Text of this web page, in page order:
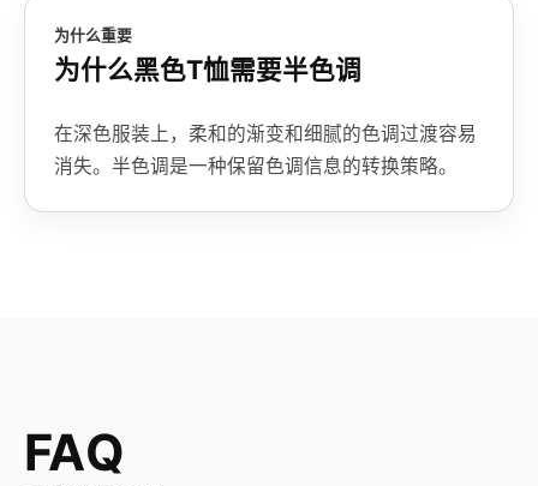
为什么重要
为什么黑色T恤需要半色调
在深色服装上，柔和的渐变和细腻的色调过渡容易
消失。半色调是一种保留色调信息的转换策略。
FAQ